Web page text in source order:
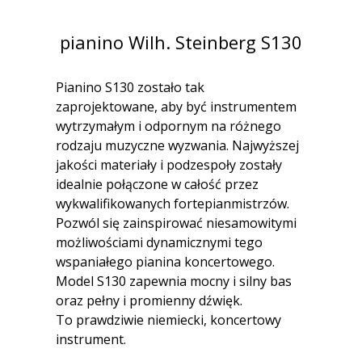
Pianino S130 zostało tak
zaprojektowane, aby być instrumentem
wytrzymałym i odpornym na różnego
rodzaju muzyczne wyzwania. Najwyższej
jakości materiały i podzespoły zostały
idealnie połączone w całość przez
wykwalifikowanych fortepianmistrzów.
Pozwól się zainspirować niesamowitymi
możliwościami dynamicznymi tego
wspaniałego pianina koncertowego.
Model S130 zapewnia mocny i silny bas
oraz pełny i promienny dźwięk.
To prawdziwie niemiecki, koncertowy
instrument.
pianino Wilh. Steinberg S130